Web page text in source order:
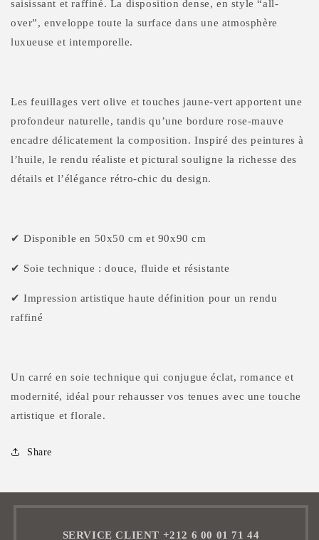
la sophistication à travers un motif floral généreux. De
majestueuses pivoines roses et blanches s’épanouissent en
alternance sur un fond noir profond, créant un contraste
luxueuse et intemporelle.
Les feuillages vert olive et touches jaune-vert apportent une
profondeur naturelle, tandis qu’une bordure rose-mauve
détails et l’élégance rétro-chic du design.
✔ Disponible en 50x50 cm et 90x90 cm
raffiné
modernité, idéal pour rehausser vos tenues avec une touche